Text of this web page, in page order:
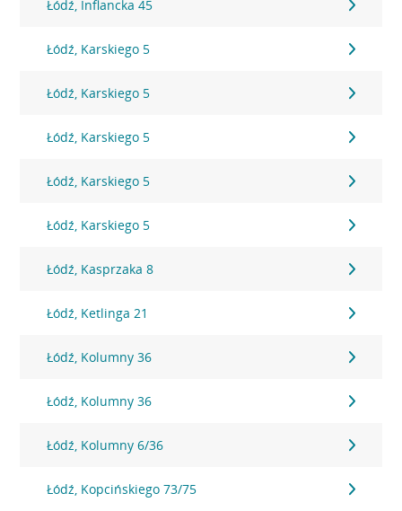
Łódź, Inflancka 45
Łódź, Karskiego 5
Łódź, Karskiego 5
Łódź, Karskiego 5
Łódź, Karskiego 5
Łódź, Karskiego 5
Łódź, Kasprzaka 8
Łódź, Ketlinga 21
Łódź, Kolumny 36
Łódź, Kolumny 36
Łódź, Kolumny 6/36
Łódź, Kopcińskiego 73/75